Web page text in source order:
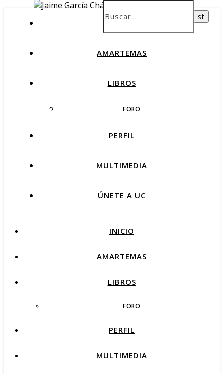
AMARTEMAS
LIBROS
FORO
PERFIL
MULTIMEDIA
ÚNETE A UC
INICIO
AMARTEMAS
LIBROS
FORO
PERFIL
MULTIMEDIA